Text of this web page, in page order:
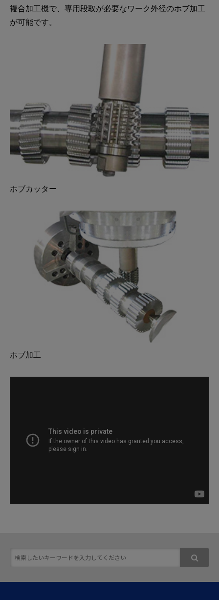
複合加工機で、専用段取が必要なワーク外径のホブ加工
が可能です。
ホブカッター
ホブ加工